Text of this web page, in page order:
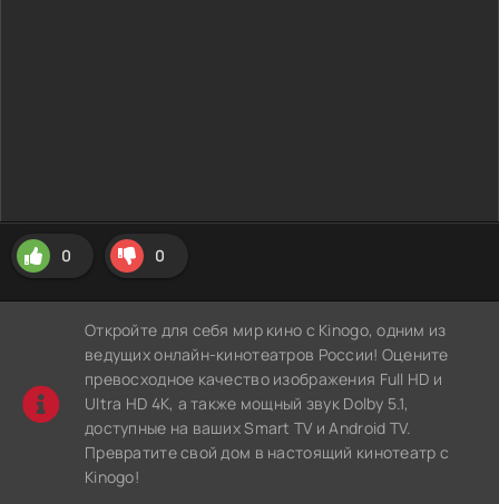
0 0
Откройте для себя мир кино с Kinogo, одним из
ведущих онлайн-кинотеатров России! Оцените
превосходное качество изображения Full HD и
Ultra HD 4K, а также мощный звук Dolby 5.1,
доступные на ваших Smart TV и Android TV.
Превратите свой дом в настоящий кинотеатр с
Kinogo!